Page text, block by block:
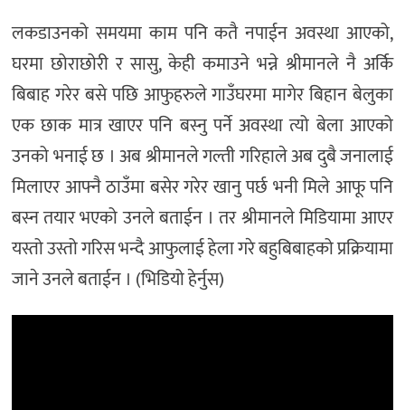
लकडाउनको समयमा काम पनि कतै नपाईन अवस्था आएको,
घरमा छोराछोरी र सासु, केही कमाउने भन्ने श्रीमानले नै अर्कि
बिबाह गरेर बसे पछि आफुहरुले गाउँघरमा मागेर बिहान बेलुका
एक छाक मात्र खाएर पनि बस्नु पर्ने अवस्था त्यो बेला आएको
उनको भनाई छ । अब श्रीमानले गल्ती गरिहाले अब दुबै जनालाई
मिलाएर आफ्नै ठाउँमा बसेर गरेर खानु पर्छ भनी मिले आफू पनि
बस्न तयार भएको उनले बताईन । तर श्रीमानले मिडियामा आएर
यस्तो उस्तो गरिस भन्दै आफुलाई हेला गरे बहुबिबाहको प्रक्रियामा
जाने उनले बताईन । (भिडियो हेर्नुस)